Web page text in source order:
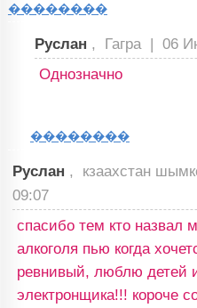
��������
Руслан , Гагра | 06
Однозначно
��������
Руслан , кзаахстан
09:07
спасибо тем кто назвал
алкоголя пью когда
ревнивый, люблю детей
электронщика!!! короче